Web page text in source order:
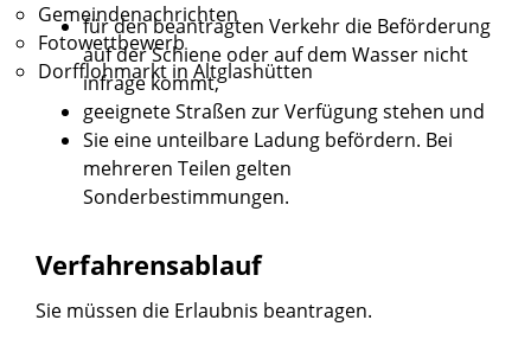
Gemeindenachrichten
Fotowettbewerb
Dorfflohmarkt in Altglashütten
für den beantragten Verkehr die Beförderung
auf der Schiene oder auf dem Wasser nicht
infrage kommt,
geeignete Straßen zur Verfügung stehen und
Sie eine unteilbare Ladung befördern. Bei
mehreren Teilen gelten
Sonderbestimmungen.
Verfahrensablauf
Sie müssen die Erlaubnis beantragen.